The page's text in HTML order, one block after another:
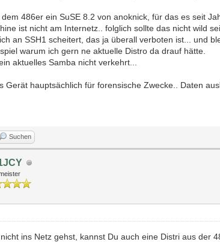
486er ein SuSE 8.2 von anoknick, für das es seit
ist nicht am Internetz.. folglich sollte das nicht wild
an SSH1 scheitert, das ja überall verboten ist... und
warum ich gern ne aktuelle Distro da drauf hätte.
aktuelles Samba nicht verkehrt...
Gerät hauptsächlich für forensische Zwecke.. Daten
Suchen
ins Netz gehst, kannst Du auch eine Distri aus der